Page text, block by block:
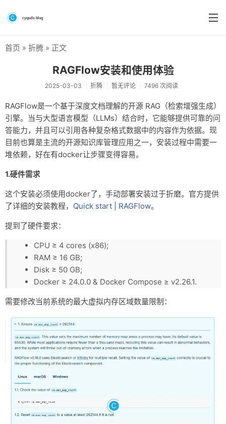
分类
硬件测评
软件
折腾
前端
资料仓库
关于
友情链接
首页 » 折腾 » 正文
RAGFlow安装和使用体验
2025-03-03 折腾 暂无评论 7496 次阅读
RAGFlow是一个基于深度文档理解的开源 RAG（检索增强生成）
引擎。当与大型语言模型（LLMs）结合时，它能够提供可靠的问
答能力，并且可以引用各种复杂格式数据中的内容作为依据。现
目前也算是主流的开源知识库管理应用之一，安装过程中需要一
堆依赖，好在有docker让步骤变得容易。
1.硬件需求
这个安装必须使用docker了，手动部署安装过于折磨。官方提供
了详细的安装教程， Quick start | RAGFlow。
提到了硬件要求：
CPU ≥ 4 cores (x86);
RAM ≥ 16 GB;
Disk ≥ 50 GB;
Docker ≥ 24.0.0 & Docker Compose ≥ v2.26.1.
需要修改当前系统的最大虚拟内存区域数量限制：